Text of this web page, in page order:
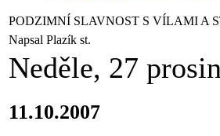
PODZIMNÍ SLAVNOST S VÍLAMI A
Napsal Plazík st.
Neděle, 27
11.10.2007